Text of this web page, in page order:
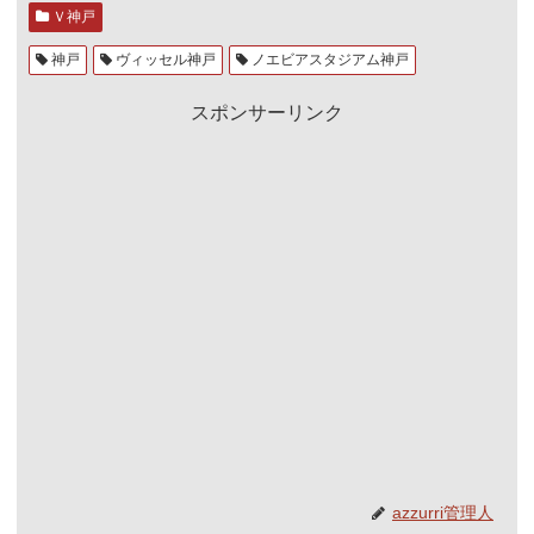
Ｖ神戸
神戸 ヴィッセル神戸 ノエビアスタジアム神戸
スポンサーリンク
azzurri管理人